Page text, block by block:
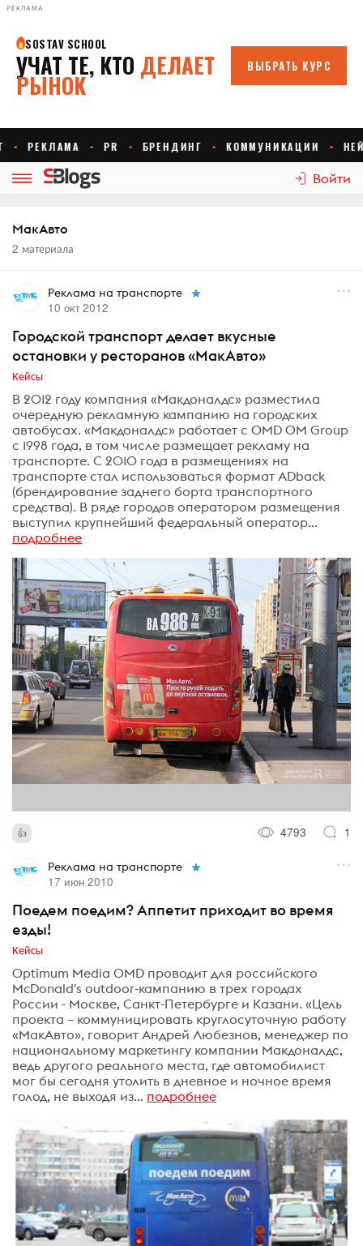
РЕКЛАМА
Войти
МакАвто
2 материала
Реклама на транспорте
10 окт 2012
Городской транспорт делает вкусные
остановки у ресторанов «МакАвто»
Кейсы
В 2012 году компания «Макдоналдс» разместила
очередную рекламную кампанию на городских
автобусах. «Макдоналдс» работает с OMD OM Group
с 1998 года, в том числе размещает рекламу на
транспорте. С 2010 года в размещениях на
транспорте стал использоваться формат ADback
(брендирование заднего борта транспортного
средства). В ряде городов оператором размещения
выступил крупнейший федеральный оператор...
подробнее
4793 1
Реклама на транспорте
17 июн 2010
Поедем поедим? Аппетит приходит во время
езды!
Кейсы
Optimum Media OMD проводит для российского
McDonald's outdoor-кампанию в трех городах
России - Москве, Санкт-Петербурге и Казани. «Цель
проекта – коммуницировать круглосуточную работу
«МакАвто», говорит Андрей Любезнов, менеджер по
национальному маркетингу компании Макдоналдс,
ведь другого реального места, где автомобилист
мог бы сегодня утолить в дневное и ночное время
голод, не выходя из... подробнее